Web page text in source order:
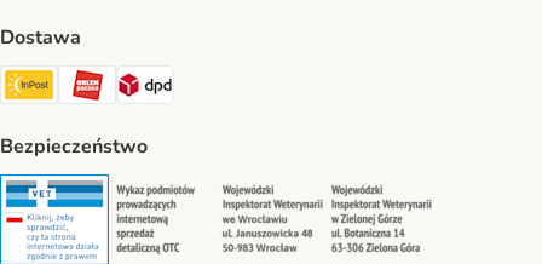
Dostawa
Paczkomat® Shipping Method
ORLEN Paczka Shipping Method
DPD Shipping Method
Bezpieczeństwo
Security Security Security